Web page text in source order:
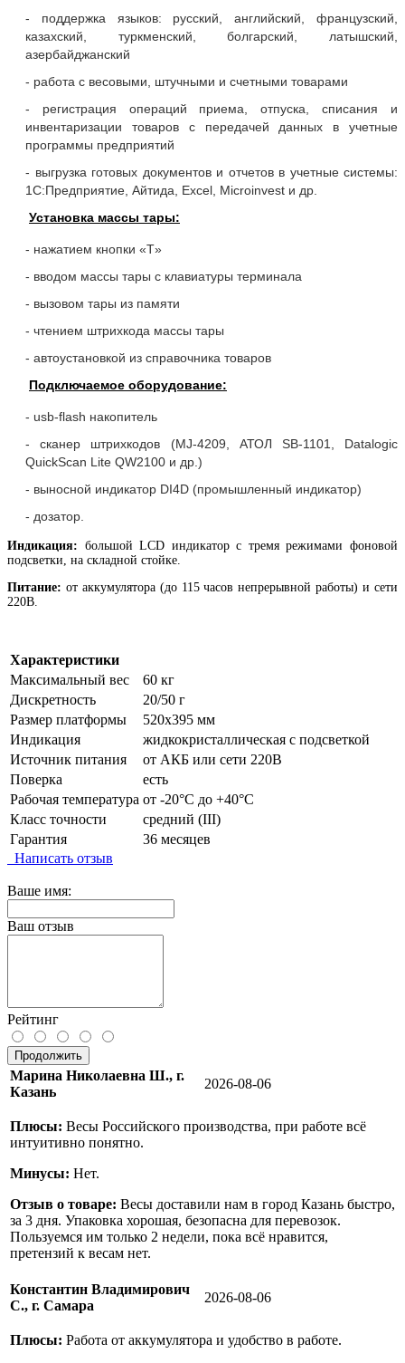
- поддержка языков: русский, английский, французский,
казахский, туркменский, болгарский, латышский,
азербайджанский
- работа с весовыми, штучными и счетными товарами
- регистрация операций приема, отпуска, списания и
инвентаризации товаров с передачей данных в учетные
программы предприятий
- выгрузка готовых документов и отчетов в учетные системы:
1С:Предприятие, Айтида, Excel, Microinvest и др.
Установка массы тары:
- нажатием кнопки «T»
- вводом массы тары с клавиатуры терминала
- вызовом тары из памяти
- чтением штрихкода массы тары
- автоустановкой из справочника товаров
Подключаемое оборудование:
- usb-flash накопитель
- сканер штрихкодов (MJ-4209, АТОЛ SB-1101, Datalogic
QuickScan Lite QW2100 и др.)
- выносной индикатор DI4D (промышленный индикатор)
- дозатор.
Индикация: большой LCD индикатор с тремя режимами фоновой
подсветки, на складной стойке.
Питание: от аккумулятора (до 115 часов непрерывной работы) и сети
220В.
Характеристики
Максимальный вес
60 кг
Дискретность
20/50 г
Размер платформы
520х395 мм
Индикация
жидкокристаллическая с подсветкой
Источник питания
от АКБ или сети 220В
Поверка
есть
Рабочая температура от -20°C до +40°C
Класс точности
средний (III)
Гарантия
36 месяцев
Написать отзыв
Ваше имя:
Ваш отзыв
Рейтинг
Продолжить
Марина Николаевна Ш., г.
Казань
2026-08-06
Плюсы: Весы Российского производства, при работе всё
интуитивно понятно.
Минусы: Нет.
Отзыв о товаре: Весы доставили нам в город Казань быстро,
за 3 дня. Упаковка хорошая, безопасна для перевозок.
Пользуемся им только 2 недели, пока всё нравится,
претензий к весам нет.
Константин Владимирович
С., г. Самара
2026-08-06
Плюсы: Работа от аккумулятора и удобство в работе.